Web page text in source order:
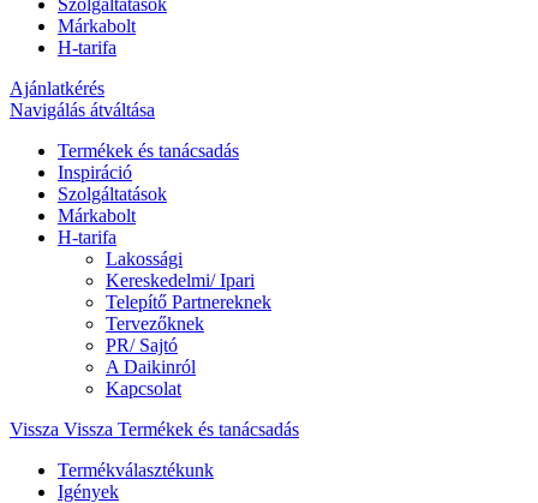
Szolgáltatások
Márkabolt
H-tarifa
Ajánlatkérés
Navigálás átváltása
Termékek és tanácsadás
Inspiráció
Szolgáltatások
Márkabolt
H-tarifa
Lakossági
Kereskedelmi/ Ipari
Telepítő Partnereknek
Tervezőknek
PR/ Sajtó
A Daikinról
Kapcsolat
Vissza Vissza Termékek és tanácsadás
Termékválasztékunk
Igények